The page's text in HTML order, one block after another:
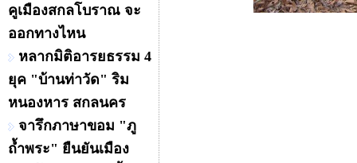
คูเมืองสกลโบราณ จะ
ออกทางไหน
หลากมิติอารยธรรม 4
ยุค "บ้านท่าวัด" ริม
หนองหาร สกลนคร
จารึกภาษาขอม "ภู
ถ้ำพระ" ยืนยันเมือง